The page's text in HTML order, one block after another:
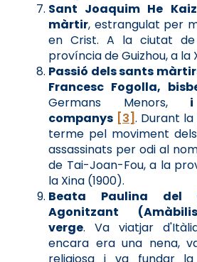
Sant Joaquim He
màrtir, estrangulat per
en Crist. A la ciutat de
província de Guizhou, a la
Passió dels sants
Francesc Fogolla,
Germans Menors,
companys [3]. Durant
terme pel moviment
assassinats per odi al
de Tai-Joan-Fou, a la
la Xina (1900).
Beata Paulina del
Agonitzant
verge. Va viatjar
encara era una nena,